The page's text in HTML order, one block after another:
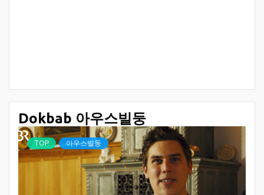
Dokbab 아우스빌둥
TOP 아우스빌둥